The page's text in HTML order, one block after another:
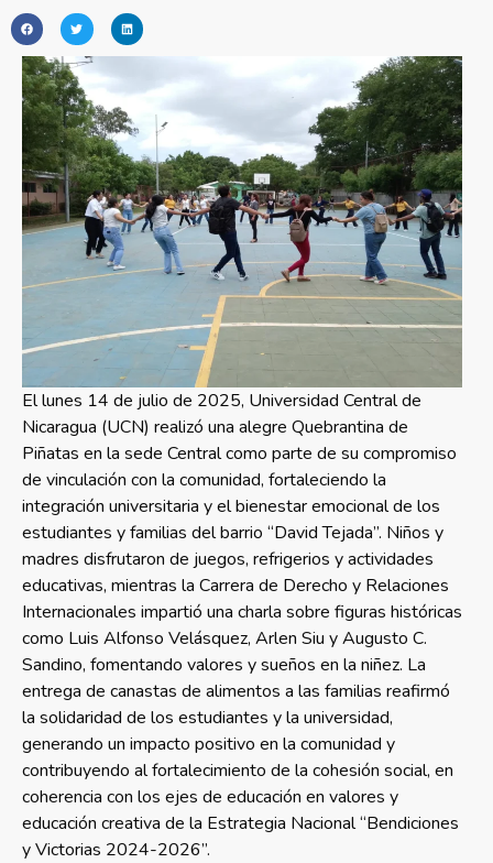
El lunes 14 de julio de 2025, Universidad Central de
Nicaragua (UCN) realizó una alegre Quebrantina de
Piñatas en la sede Central como parte de su compromiso
de vinculación con la comunidad, fortaleciendo la
integración universitaria y el bienestar emocional de los
estudiantes y familias del barrio “David Tejada”. Niños y
madres disfrutaron de juegos, refrigerios y actividades
educativas, mientras la Carrera de Derecho y Relaciones
Internacionales impartió una charla sobre figuras históricas
como Luis Alfonso Velásquez, Arlen Siu y Augusto C.
Sandino, fomentando valores y sueños en la niñez. La
entrega de canastas de alimentos a las familias reafirmó
la solidaridad de los estudiantes y la universidad,
generando un impacto positivo en la comunidad y
contribuyendo al fortalecimiento de la cohesión social, en
coherencia con los ejes de educación en valores y
educación creativa de la Estrategia Nacional “Bendiciones
y Victorias 2024-2026”.